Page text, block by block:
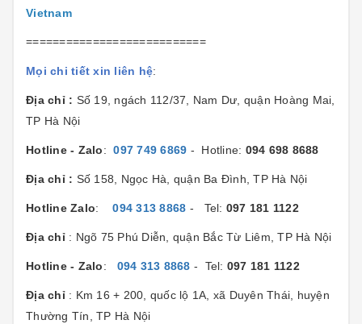
Vietnam
===========================
Mọi chi tiết xin liên hệ:
Địa chỉ : Số 19, ngách 112/37, Nam Dư, quận Hoàng Mai,
TP Hà Nội
Hotline - Zalo:097 749 6869 - Hotline: 094 698 8688
Địa chỉ : Số 158, Ngọc Hà, quận Ba Đình, TP Hà Nội
Hotline Zalo:094 313 8868 - Tel: 097 181 1122
Địa chỉ : Ngõ 75 Phú Diễn, quận Bắc Từ Liêm, TP Hà Nội
Hotline - Zalo: 094 313 8868 - Tel: 097 181 1122
Địa chỉ : Km 16 + 200, quốc lộ 1A, xã Duyên Thái, huyện
Thường Tín, TP Hà Nội